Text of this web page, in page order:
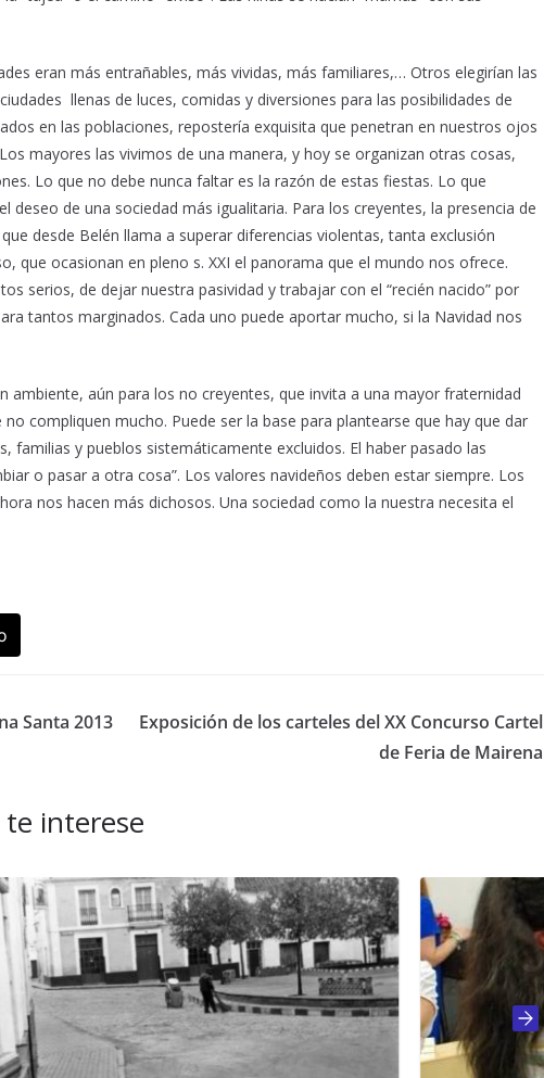
eran más entrañables, más vividas, más familiares,… Otros elegirían las
llenas de luces, comidas y diversiones para las posibilidades de
en las poblaciones, repostería exquisita que penetran en nuestros ojos
mayores las vivimos de una manera, y hoy se organizan otras cosas,
Lo que no debe nunca faltar es la razón de estas fiestas. Lo que
deseo de una sociedad más igualitaria. Para los creyentes, la presencia de
desde Belén llama a superar diferencias violentas, tanta exclusión
que ocasionan en pleno s. XXI el panorama que el mundo nos ofrece.
serios, de dejar nuestra pasividad y trabajar con el “recién nacido” por
tantos marginados. Cada uno puede aportar mucho, si la Navidad nos
ambiente, aún para los no creyentes, que invita a una mayor fraternidad
compliquen mucho. Puede ser la base para plantearse que hay que dar
familias y pueblos sistemáticamente excluidos. El haber pasado las
o pasar a otra cosa”. Los valores navideños deben estar siempre. Los
nos hacen más dichosos. Una sociedad como la nuestra necesita el
Santa 2013
Exposición de los carteles del XX Concurso Cartel
de Feria de Mairena
interese